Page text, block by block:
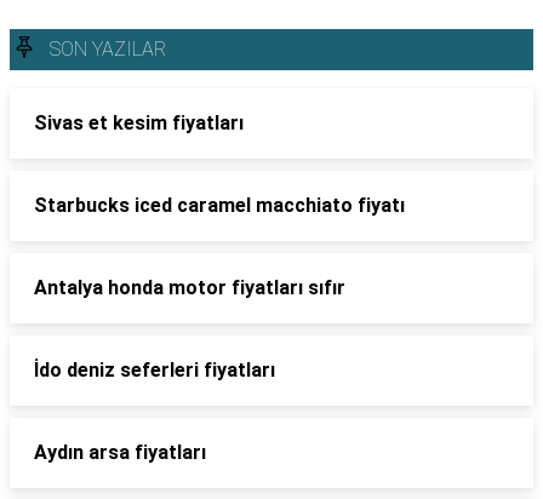
SON YAZILAR
Sivas et kesim fiyatları
Starbucks iced caramel macchiato fiyatı
Antalya honda motor fiyatları sıfır
İdo deniz seferleri fiyatları
Aydın arsa fiyatları